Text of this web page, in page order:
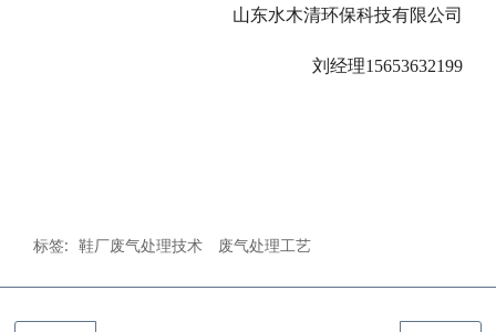
山东水木清环保科技有限公司
刘经理15653632199
标签: 鞋厂废气处理技术 废气处理工艺